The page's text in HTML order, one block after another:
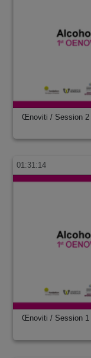
Œnoviti / Session 2
01:31:14
Œnoviti / Session 1